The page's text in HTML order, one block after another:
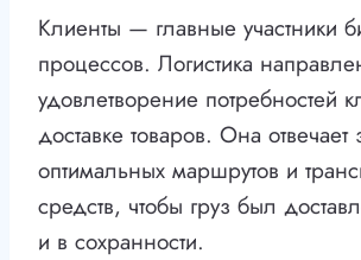
Клиенты — главные участники
процессов. Логистика
удовлетворение потребностей
доставке товаров. Она
оптимальных маршрутов и
средств, чтобы груз был
и в сохранности.